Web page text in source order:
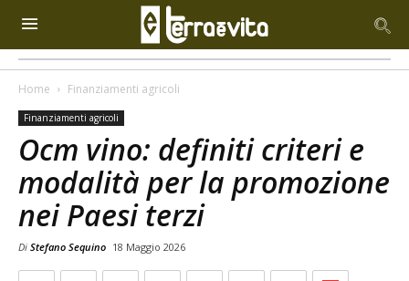
Home Finanziamenti agricoli
Finanziamenti agricoli
Ocm vino: definiti criteri e
modalità per la promozione
nei Paesi terzi
Di Stefano Sequino 18 Maggio 2026